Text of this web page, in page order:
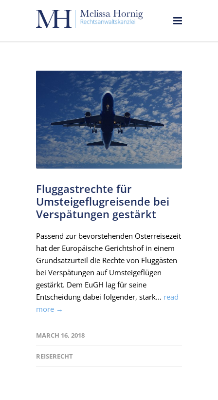
Fluggastrechte für
Umsteigeflugreisende bei
Verspätungen gestärkt
Passend zur bevorstehenden Osterreisezeit
hat der Europäische Gerichtshof in einem
Grundsatzurteil die Rechte von Fluggästen
bei Verspätungen auf Umsteigeflügen
gestärkt. Dem EuGH lag für seine
Entscheidung dabei folgender, stark... read
more →
MARCH 16, 2018
REISERECHT